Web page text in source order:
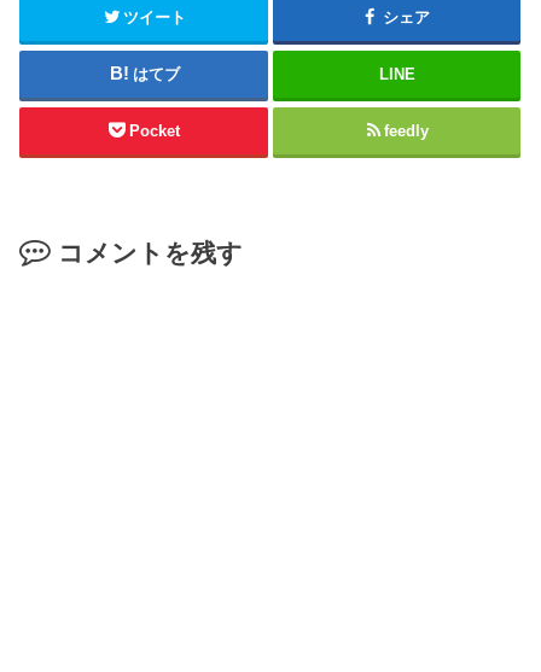
ツイート シェア
はてブ LINE
Pocket feedly
コメントを残す